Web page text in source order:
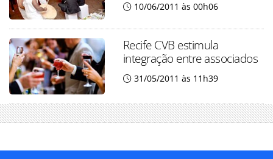
10/06/2011 às 00h06
Recife CVB estimula
integração entre associados
31/05/2011 às 11h39